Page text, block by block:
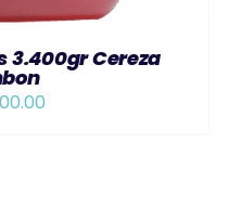
3.400gr Cereza